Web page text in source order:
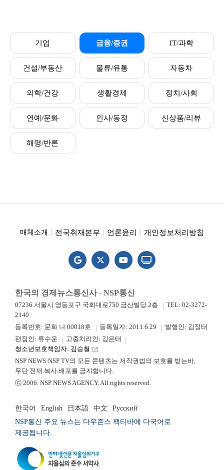
기업 금융/증권 IT/과학
건설/부동산 물류/유통 자동차
의학/건강 생활경제 정치/사회
연예/문화 인사/동정 신상품/리뷰
해명/반론
매체소개 전국취재본부 언론윤리 개인정보처리방침
한국의 경제뉴스통신사 - NSP통신
07236 서울시 영등포구 국회대로750 금산빌딩 2층
TEL: 02-3272-
2140
등록번호: 문화 나 00018호
등록일자: 2011.6.29
발행인: 김정태
편집인: 류수운
고충처리인: 강은태
청소년보호책임자: 김승철 launch
NSP NEWS·NSP TV의 모든 콘텐츠는 저작권법의 보호를 받는바,
무단 전재.복사.배포를 금지합니다.
ⓒ 2006. NSP NEWS AGENCY. All rights reserved.
한국어 English 日本語 中文
Русский
NSP통신 주요 뉴스는 다우존스 팩티바에 다국어로
제공됩니다.